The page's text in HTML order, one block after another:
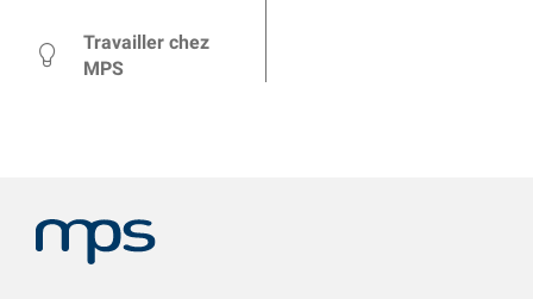
Travailler chez
MPS